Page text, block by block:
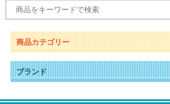
商品カテゴリー
ブランド